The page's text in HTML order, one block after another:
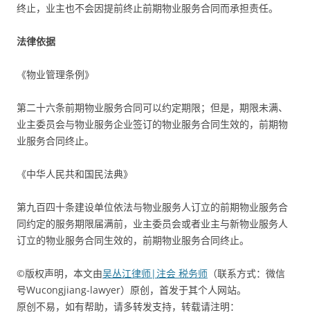
终止，业主也不会因提前终止前期物业服务合同而承担责任。
法律依据
《物业管理条例》
第二十六条前期物业服务合同可以约定期限；但是，期限未满、
业主委员会与物业服务企业签订的物业服务合同生效的，前期物
业服务合同终止。
《中华人民共和国民法典》
第九百四十条建设单位依法与物业服务人订立的前期物业服务合
同约定的服务期限届满前，业主委员会或者业主与新物业服务人
订立的物业服务合同生效的，前期物业服务合同终止。
©版权声明，本文由吴丛江律师|注会 税务师 （联系方式：微信
号Wucongjiang-lawyer）原创，首发于其个人网站。
原创不易，如有帮助，请多转发支持，转载请注明：